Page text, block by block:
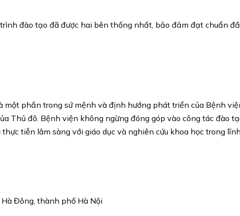
đào tạo đã được hai bên thống nhất, bảo đảm đạt chuẩn
phần trong sứ mệnh và định hướng phát triển của Bệnh
Thủ đô. Bệnh viện không ngừng đóng góp vào công tác đào
tiễn lâm sàng với giáo dục và nghiên cứu khoa học trong lĩnh
Đông, thành phố Hà Nội